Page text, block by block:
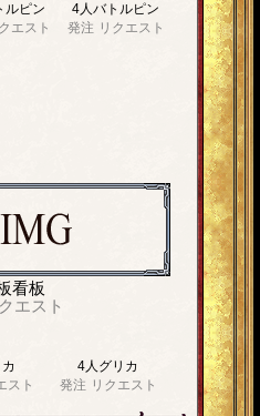
ルピン
エスト
4人バトルピン
発注 リクエスト
看板
エスト
スト
4人グリカ
発注 リクエスト